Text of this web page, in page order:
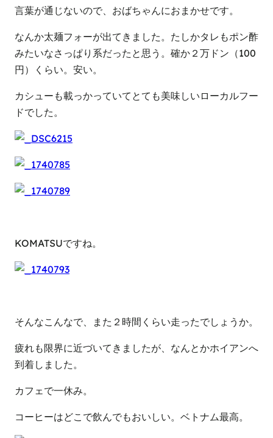
言葉が通じないので、おばちゃんにおまかせです。
なんか太麺フォーが出てきました。たしかタレもポン酢
みたいなさっぱり系だったと思う。確か２万ドン（100
円）くらい。安い。
カシューも載っかっていてとても美味しいローカルフー
ドでした。
KOMATSUですね。
そんなこんなで、また２時間くらい走ったでしょうか。
疲れも限界に近づいてきましたが、なんとかホイアンへ
到着しました。
カフェで一休み。
コーヒーはどこで飲んでもおいしい。ベトナム最高。